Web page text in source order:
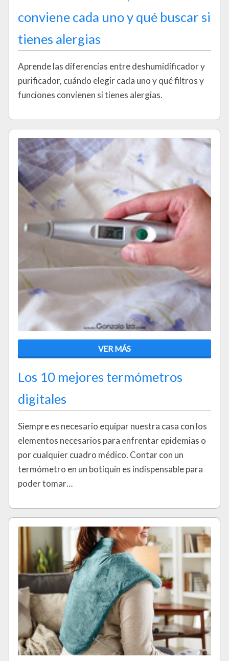
conviene cada uno y qué buscar si
tienes alergias
Aprende las diferencias entre deshumidificador y
purificador, cuándo elegir cada uno y qué filtros y
funciones convienen si tienes alergias.
VER MÁS
Los 10 mejores termómetros
digitales
Siempre es necesario equipar nuestra casa con los
elementos necesarios para enfrentar epidemias o
por cualquier cuadro médico. Contar con un
termómetro en un botiquín es indispensable para
poder tomar…